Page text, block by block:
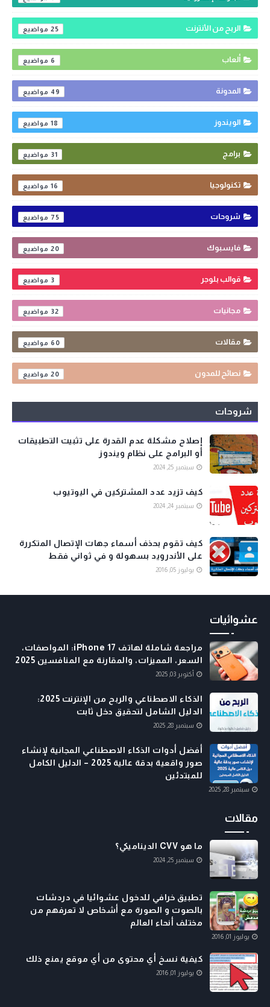
الربح من الأنترنت 25
ألعاب 6
المدونة 49
الويندوز 18
برامج 31
تكنولوجيا 16
شروحات 75
فايسبوك 20
قوالب بلوجر 3
مجانيات 32
مقالات 60
نصائح للمدون 20
شروحات
إصلاح مشكلة عدم القدرة على تثبيت التطبيقات
أو البرامج على نظام ويندوز
سبتمبر 25, 2024
كيف تزيد عدد المشتركين في اليوتيوب
سبتمبر 24, 2024
كيف تقوم بحذف أسماء جهات الإتصال المتكررة
على الأندرويد بسهولة و في ثواني فقط
يوليوز 05, 2016
عشوائيات
مراجعة شاملة لهاتف iPhone 17: المواصفات،
السعر، المميزات، والمقارنة مع المنافسين 2025
أكتوبر 03, 2025
الذكاء الاصطناعي والربح من الإنترنت 2025:
الدليل الشامل لتحقيق دخل ثابت
سبتمبر 28, 2025
أفضل أدوات الذكاء الاصطناعي المجانية لإنشاء
صور واقعية بدقة عالية 2025 – الدليل الكامل
للمبتدئين
سبتمبر 28, 2025
مقالات
ما هو CVV الديناميكي؟
سبتمبر 25, 2024
تطبيق خرافي للدخول عشوائيا في دردشات
بالصوت و الصورة مع أشخاص لا تعرفهم من
مختلف أنحاء العالم
يوليوز 01, 2016
كيفية نسخ أي محتوى من أي موقع يمنع ذلك
يوليوز 01, 2016